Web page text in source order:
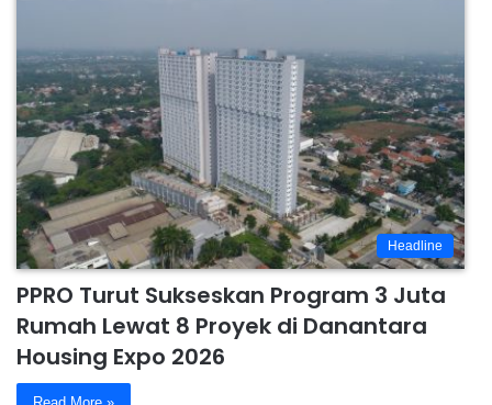
Headline
PPRO Turut Sukseskan Program 3 Juta
Rumah Lewat 8 Proyek di Danantara
Housing Expo 2026